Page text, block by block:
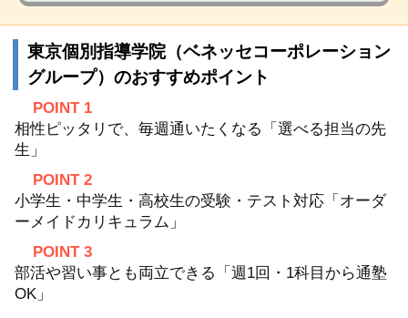
東京個別指導学院（ベネッセコーポレーション
グループ）のおすすめポイント
POINT 1
相性ピッタリで、毎週通いたくなる「選べる担当の先
生」
POINT 2
小学生・中学生・高校生の受験・テスト対応「オーダ
ーメイドカリキュラム」
POINT 3
部活や習い事とも両立できる「週1回・1科目から通塾
OK」